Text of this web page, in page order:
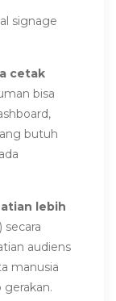
signage
cetak
bisa
butuh
lebih
secara
audiens
manusia
gerakan.